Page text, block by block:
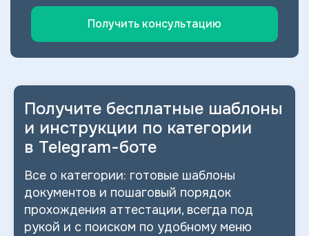
Получить консультацию
Получите бесплатные шаблоны
и инструкции по категории
в Telegram-боте
Все о категории: готовые шаблоны
документов и пошаговый порядок
прохождения аттестации, всегда под
рукой и с поиском по удобному меню